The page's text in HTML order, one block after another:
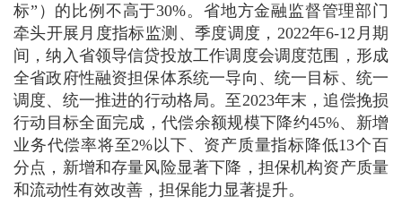
标”）的比例不高于30%。省地方金融监督管理部门
牵头开展月度指标监测、季度调度，2022年6-12月期
间，纳入省领导信贷投放工作调度会调度范围，形成
全省政府性融资担保体系统一导向、统一目标、统一
调度、统一推进的行动格局。至2023年末，追偿挽损
行动目标全面完成，代偿余额规模下降约45%、新增
业务代偿率将至2%以下、资产质量指标降低13个百
分点，新增和存量风险显著下降，担保机构资产质量
和流动性有效改善，担保能力显著提升。